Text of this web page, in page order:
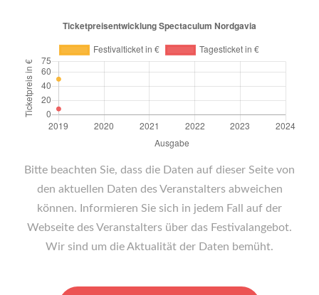
Bitte beachten Sie, dass die Daten auf dieser Seite von
den aktuellen Daten des Veranstalters abweichen
können. Informieren Sie sich in jedem Fall auf der
Webseite des Veranstalters über das Festivalangebot.
Wir sind um die Aktualität der Daten bemüht.